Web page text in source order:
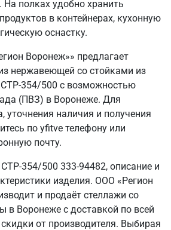
полках удобно хранить
в контейнерах, кухонную
оснастку.
Воронеж»» предлагает
нержавеющей со стойками из
354/500 с возможностью
(ПВЗ) в Воронеже. Для
уточнения наличия и получения
по yfitve телефону или
почту.
354/500 333-94482, описание и
изделия. ООО «Регион
и продаёт стеллажи со
в Воронеже с доставкой по всей
от производителя. Выбирая